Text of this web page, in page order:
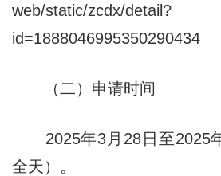
web/static/zcdx/detail?
id=1888046995350290434
（二）申请时间
2025年3月28日至2025
全天）。